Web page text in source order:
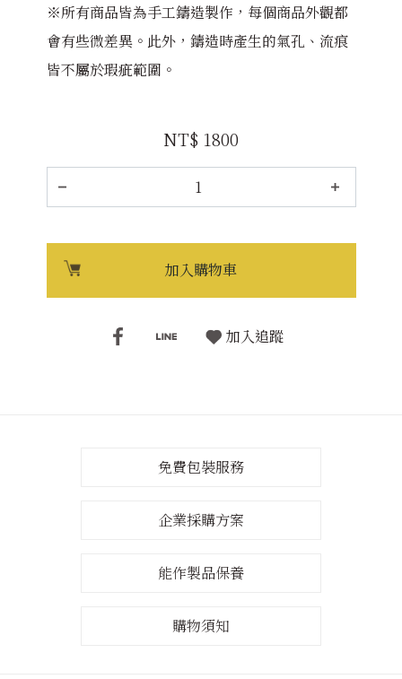
※所有商品皆為手工鑄造製作，每個商品外觀都
會有些微差異。此外，鑄造時產生的氣孔、流痕
皆不屬於瑕疵範圍。
NT$ 1800
加入購物車
加入追蹤
免費包裝服務
企業採購方案
能作製品保養
購物須知